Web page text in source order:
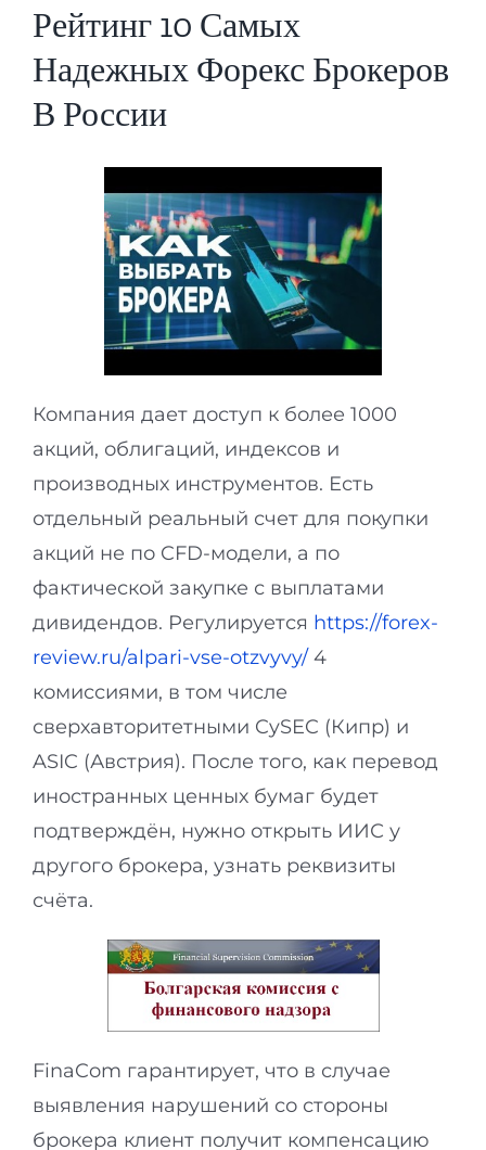
Рейтинг 10 Самых
Надежных Форекс Брокеров
В России
Компания дает доступ к более 1000
акций, облигаций, индексов и
производных инструментов. Есть
отдельный реальный счет для покупки
акций не по CFD-модели, а по
фактической закупке с выплатами
дивидендов. Регулируется https://forex-
review.ru/alpari-vse-otzvyvy/ 4
комиссиями, в том числе
сверхавторитетными CySEC (Кипр) и
ASIC (Австрия). После того, как перевод
иностранных ценных бумаг будет
подтверждён, нужно открыть ИИС у
другого брокера, узнать реквизиты
счёта.
FinaCom гарантирует, что в случае
выявления нарушений со стороны
брокера клиент получит компенсацию